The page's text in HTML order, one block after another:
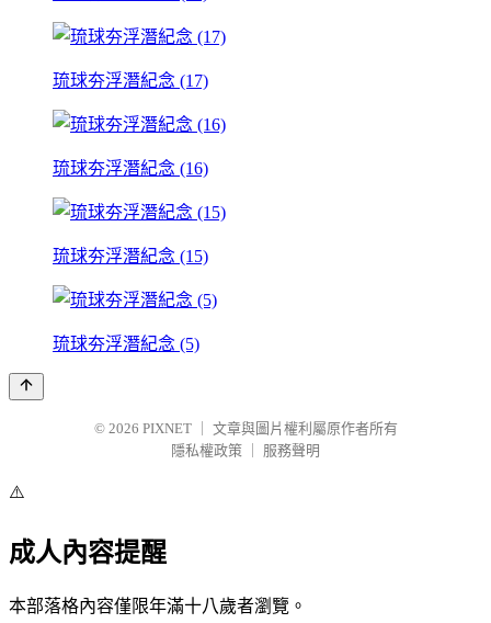
琉球夯浮潛紀念 (17)
琉球夯浮潛紀念 (16)
琉球夯浮潛紀念 (15)
琉球夯浮潛紀念 (5)
© 2026 PIXNET
文章與圖片權利屬原作者所有
隱私權政策
服務聲明
⚠️
成人內容提醒
本部落格內容僅限年滿十八歲者瀏覽。